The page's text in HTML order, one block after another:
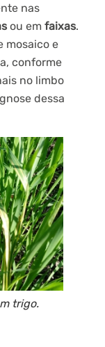
nas
ou em faixas.
mosaico e
conforme
no limbo
dessa
trigo.